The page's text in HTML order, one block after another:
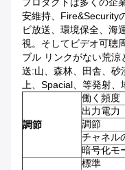
プロダクトは多くの企
安維持、Fire&Security
ビ放送、環境保全、海
視。そしてビデオ可聴
ブル リンクがない荒
送:山、森林、田舎、砂
上、Spacial、等発射、
調節
働く頻度
出力電力
調節
チャネル
暗号化モ
標準